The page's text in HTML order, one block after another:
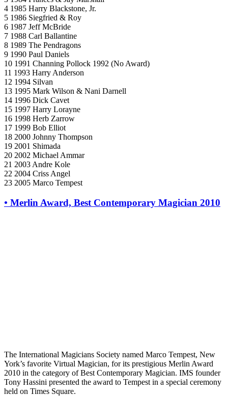
4 1985 Harry Blackstone, Jr.
5 1986 Siegfried & Roy
6 1987 Jeff McBride
7 1988 Carl Ballantine
8 1989 The Pendragons
9 1990 Paul Daniels
10 1991 Channing Pollock 1992 (No Award)
11 1993 Harry Anderson
12 1994 Silvan
13 1995 Mark Wilson & Nani Darnell
14 1996 Dick Cavet
15 1997 Harry Lorayne
16 1998 Herb Zarrow
17 1999 Bob Elliot
18 2000 Johnny Thompson
19 2001 Shimada
20 2002 Michael Ammar
21 2003 Andre Kole
22 2004 Criss Angel
23 2005 Marco Tempest
• Merlin Award, Best Contemporary Magician 2010
The International Magicians Society named Marco Tempest, New
York’s favorite Virtual Magician, for its prestigious Merlin Award
2010 in the category of Best Contemporary Magician. IMS founder
Tony Hassini presented the award to Tempest in a special ceremony
held on Times Square.